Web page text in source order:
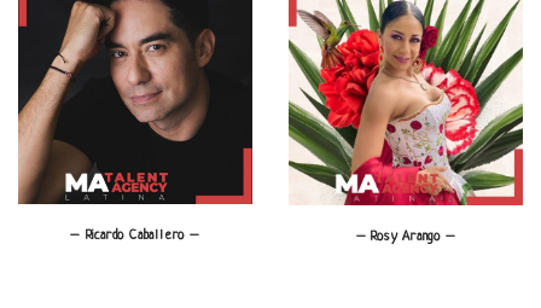
– Ricardo Caballero – – Rosy Arango –